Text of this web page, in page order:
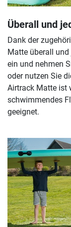
Überall und
Dank der
Matte überall
ein und nehmen
oder nutzen Sie
Airtrack Matte ist
schwimmendes
geeignet.